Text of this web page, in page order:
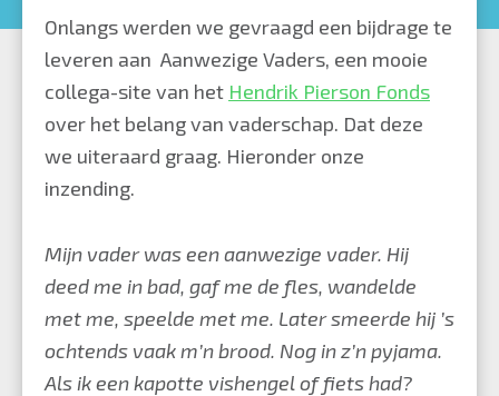
(Vadersaanwezig.nl)
Onlangs werden we gevraagd een bijdrage te
leveren aan Aanwezige Vaders, een mooie
collega-site van het Hendrik Pierson Fonds
over het belang van vaderschap. Dat deze
we uiteraard graag. Hieronder onze
inzending.
Mijn vader was een aanwezige vader. Hij
deed me in bad, gaf me de fles, wandelde
met me, speelde met me. Later smeerde hij ’s
ochtends vaak m’n brood. Nog in z’n pyjama.
Als ik een kapotte vishengel of fiets had?